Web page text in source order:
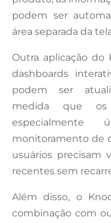
podem ser
área separada da
Outra aplicação
dashboards
podem ser
medida que
monitoramento de
usuários precisam
recentes sem
Além disso, o
combinação com